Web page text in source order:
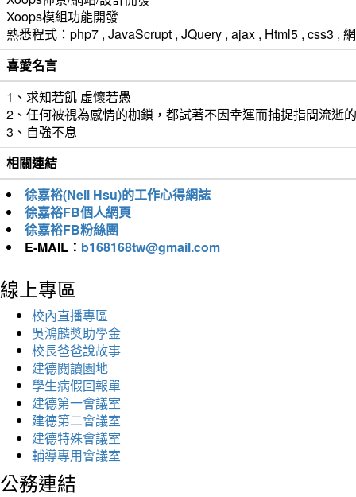
Xoops模組功能開發
熟悉程式：php7 , JavaScrupt , JQuery , ajax , Html5 , css3 ,
喜愛名言
1、求知若飢 虛懷若愚
2、任何被視為感情的枷鎖，都試著不因幸運而捕捉指間流逝
3、自強不息
相關連結
徐嘉裕(Neil Hsu)的工作心得網誌
徐嘉裕FB個人網頁
徐嘉裕FB粉絲團
E-MAIL： b168168tw@gmail.com
線上專區
校內直播專區
吳鴻麟獎助學金
校長爸爸說故事
建德閱讀園地
學生病假回報單
建德第一會議室
建德第二會議室
建德特殊會議室
輔導專用會議室
公務連結